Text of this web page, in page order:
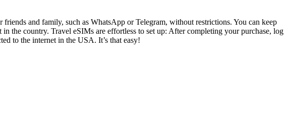
and family, such as WhatsApp or Telegram, without restrictions. You can keep
the country. Travel eSIMs are effortless to set up: After completing your purchase, log
to the internet in the USA. It’s that easy!